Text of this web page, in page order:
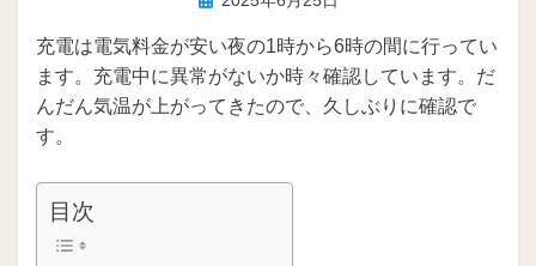
日:
充電は電気料金が安い夜の1時から6時の間に行ってい
ます。充電中に異常がないか時々確認しています。だ
んだん気温が上がってきたので、久しぶりに確認で
す。
目次